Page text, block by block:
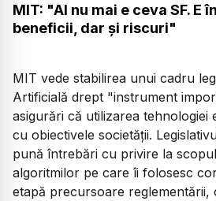
MIT: "AI nu mai e ceva SF. E
beneficii, dar și riscuri"
MIT vede stabilirea unui cadru
Artificială drept "instrument
asigurări că utilizarea tehnologiei
cu obiectivele societății.
pună întrebări cu privire la
algoritmilor pe care îi folosesc
etapă precursoare